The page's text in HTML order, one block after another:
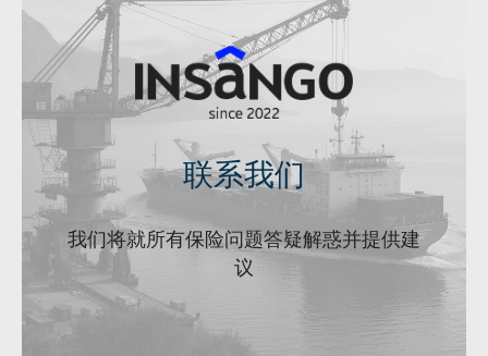
联系我们
我们将就所有保险问题答疑解惑并提供建
议
联系经理